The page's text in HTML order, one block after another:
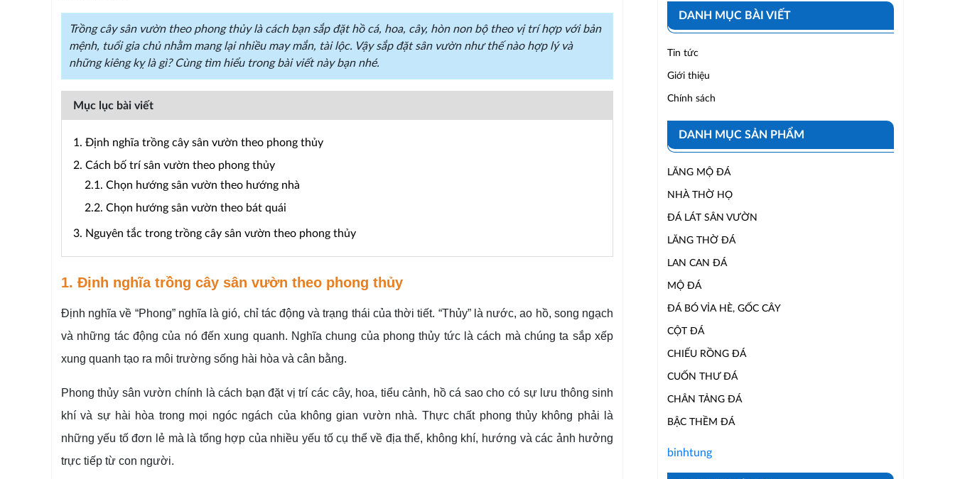
Trồng cây sân vườn theo phong thủy là cách bạn sắp đặt hồ cá, hoa, cây, hòn non bộ theo vị trí hợp với bản
mệnh, tuổi gia chủ nhằm mang lại nhiều may mắn, tài lộc. Vậy sắp đặt sân vườn như thế nào hợp lý và
những kiêng kỵ là gì? Cùng tìm hiểu trong bài viết này bạn nhé.
Mục lục bài viết
1. Định nghĩa trồng cây sân vườn theo phong thủy
2. Cách bố trí sân vườn theo phong thủy
2.1. Chọn hướng sân vườn theo hướng nhà
2.2. Chọn hướng sân vườn theo bát quái
3. Nguyên tắc trong trồng cây sân vườn theo phong thủy
1. Định nghĩa trồng cây sân vườn theo phong thủy
Định nghĩa về “Phong” nghĩa là gió, chỉ tác động và trạng thái của thời tiết. “Thủy” là nước, ao hồ, song ngạch
và những tác động của nó đến xung quanh. Nghĩa chung của phong thủy tức là cách mà chúng ta sắp xếp
xung quanh tạo ra môi trường sống hài hòa và cân bằng.
Phong thủy sân vườn chính là cách bạn đặt vị trí các cây, hoa, tiểu cảnh, hồ cá sao cho có sự lưu thông sinh
khí và sự hài hòa trong mọi ngóc ngách của không gian vườn nhà. Thực chất phong thủy không phải là
những yếu tố đơn lẻ mà là tổng hợp của nhiều yếu tố cụ thể về địa thế, không khí, hướng và các ảnh hưởng
trực tiếp từ con người.
DANH MỤC BÀI VIẾT
Tin tức
Giới thiệu
Chính sách
DANH MỤC SẢN PHẨM
LĂNG MỘ ĐÁ
NHÀ THỜ HỌ
ĐÁ LÁT SÂN VƯỜN
LĂNG THỜ ĐÁ
LAN CAN ĐÁ
MỘ ĐÁ
ĐÁ BÓ VỈA HÈ, GỐC CÂY
CỘT ĐÁ
CHIẾU RỒNG ĐÁ
CUỐN THƯ ĐÁ
CHÂN TẢNG ĐÁ
BẬC THỀM ĐÁ
binhtung